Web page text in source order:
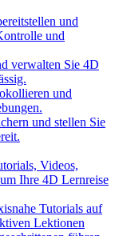
und
und
verwalten Sie 4D
und
und stellen Sie
Videos,
Ihre 4D Lernreise
Tutorials auf
Lektionen